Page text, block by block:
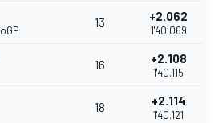
13 +2.062
1'40.069
16 +2.108
1'40.115
18 +2.114
1'40.121